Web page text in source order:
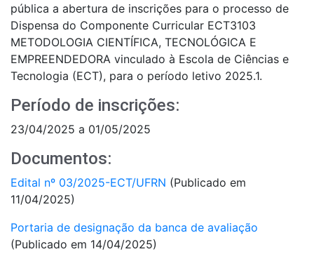
pública a abertura de inscrições para o processo de
Dispensa do Componente Curricular ECT3103
METODOLOGIA CIENTÍFICA, TECNOLÓGICA E
EMPREENDEDORA vinculado à Escola de Ciências e
Tecnologia (ECT), para o período letivo 2025.1.
Período de inscrições:
23/04/2025 a 01/05/2025
Documentos:
Edital nº 03/2025-ECT/UFRN (Publicado em
11/04/2025)
Portaria de designação da banca de avaliação
(Publicado em 14/04/2025)